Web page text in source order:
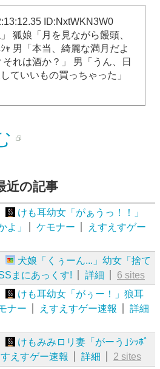
ID:NxtWKN3W0
狐娘「月を見ながら饅頭、
ｬ 男「本当、綺麗な満月だよ
れは酒か？」 男「うん、日
ていいもの買っちゃった」
近の記事
けも耳幼女「がぁうっ！！」
よ」
ケモナー
えすえすゲー
犬娘「くぅーん...」幼女「捨て
まにあっくす! 詳細
6 sites
けも耳幼女「がぅー！」狼耳
ナー えすえすゲー速報
詳細
けもみみロリ妻「がーう｣ｼｯﾎﾟ
すえすゲー速報 詳細
2 sites